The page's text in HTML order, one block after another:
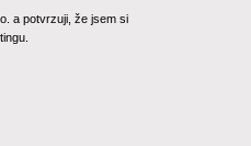
a potvrzuji, že jsem si